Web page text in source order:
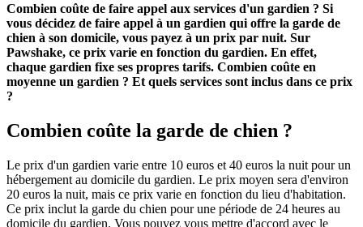
Combien coûte de faire appel aux services d'un gardien ? Si
vous décidez de faire appel à un gardien qui offre la garde de
chien à son domicile, vous payez à un prix par nuit. Sur
Pawshake, ce prix varie en fonction du gardien. En effet,
chaque gardien fixe ses propres tarifs. Combien coûte en
moyenne un gardien ? Et quels services sont inclus dans ce prix
?
Combien coûte la garde de chien ?
Le prix d'un gardien varie entre 10 euros et 40 euros la nuit pour un
hébergement au domicile du gardien. Le prix moyen sera d'environ
20 euros la nuit, mais ce prix varie en fonction du lieu d'habitation.
Ce prix inclut la garde du chien pour une période de 24 heures au
domicile du gardien. Vous pouvez vous mettre d'accord avec le